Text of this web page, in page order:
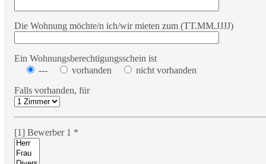
Die Wohnung möchte/n ich/wir mieten zum (TT.MM.JJJJ)
Ein Wohnungsberechtigungsschein ist
---
vorhanden
nicht vorhanden
Falls vorhanden, für
[1] Bewerber 1 *